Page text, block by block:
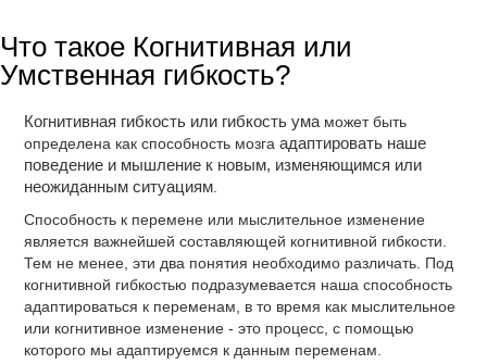
Что такое Когнитивная или
Умственная гибкость?
Когнитивная гибкость или гибкость ума может быть
определена как способность мозгаадаптировать наше
поведение и мышление к новым, изменяющимся или
неожиданным ситуациям
Способность к перемене или мыслительное изменение
является важнейшей составляющей когнитивной гибкости.
Тем не менее, эти два понятия необходимо различать. Под
когнитивной гибкостью подразумевается наша способность
адаптироваться к переменам, в то время как мыслительное
или когнитивное изменение - это процесс, с помощью
которого мы адаптируемся к данным переменам.